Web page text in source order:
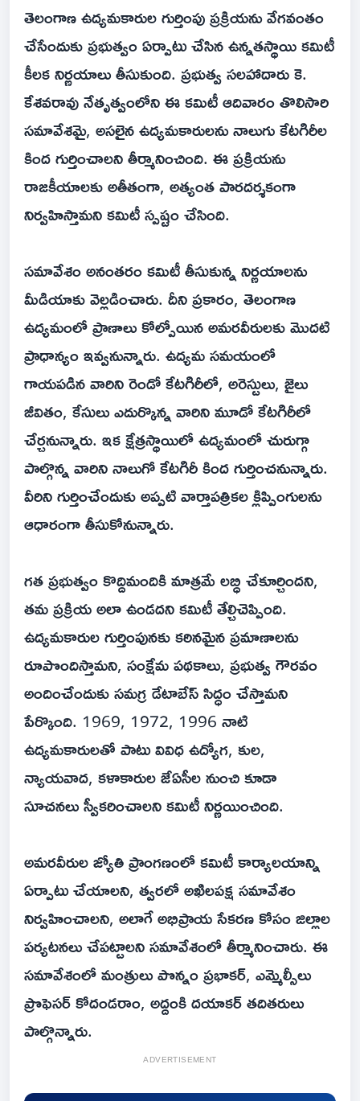
తెలంగాణ ఉద్యమకారుల గుర్తింపు ప్రక్రియను వేగవంతం
చేసేందుకు ప్రభుత్వం ఏర్పాటు చేసిన ఉన్నతస్థాయి కమిటీ
కీలక నిర్ణయాలు తీసుకుంది. ప్రభుత్వ సలహాదారు కె.
కేశవరావు నేతృత్వంలోని ఈ కమిటీ ఆదివారం తొలిసారి
సమావేశమై, అసలైన ఉద్యమకారులను నాలుగు కేటగిరీల
కింద గుర్తించాలని తీర్మానించింది. ఈ ప్రక్రియను
రాజకీయాలకు అతీతంగా, అత్యంత పారదర్శకంగా
నిర్వహిస్తామని కమిటీ స్పష్టం చేసింది.
సమావేశం అనంతరం కమిటీ తీసుకున్న నిర్ణయాలను
మీడియాకు వెల్లడించారు. దీని ప్రకారం, తెలంగాణ
ఉద్యమంలో ప్రాణాలు కోల్పోయిన అమరవీరులకు మొదటి
ప్రాధాన్యం ఇవ్వనున్నారు. ఉద్యమ సమయంలో
గాయపడిన వారిని రెండో కేటగిరీలో, అరెస్టులు, జైలు
జీవితం, కేసులు ఎదుర్కొన్న వారిని మూడో కేటగిరీలో
చేర్చనున్నారు. ఇక క్షేత్రస్థాయిలో ఉద్యమంలో చురుగ్గా
పాల్గొన్న వారిని నాలుగో కేటగిరీ కింద గుర్తించనున్నారు.
వీరిని గుర్తించేందుకు అప్పటి వార్తాపత్రికల క్లిప్పింగులను
ఆధారంగా తీసుకోనున్నారు.
గత ప్రభుత్వం కొద్దిమందికి మాత్రమే లబ్ధి చేకూర్చిందని,
తమ ప్రక్రియ అలా ఉండదని కమిటీ తేల్చిచెప్పింది.
ఉద్యమకారుల గుర్తింపునకు కఠినమైన ప్రమాణాలను
రూపొందిస్తామని, సంక్షేమ పథకాలు, ప్రభుత్వ గౌరవం
అందించేందుకు సమగ్ర డేటాబేస్ సిద్ధం చేస్తామని
పేర్కొంది. 1969, 1972, 1996 నాటి
ఉద్యమకారులతో పాటు వివిధ ఉద్యోగ, కుల,
న్యాయవాద, కళాకారుల జేఏసీల నుంచి కూడా
సూచనలు స్వీకరించాలని కమిటీ నిర్ణయించింది.
అమరవీరుల జ్యోతి ప్రాంగణంలో కమిటీ కార్యాలయాన్ని
ఏర్పాటు చేయాలని, త్వరలో అఖిలపక్ష సమావేశం
నిర్వహించాలని, అలాగే అభిప్రాయ సేకరణ కోసం జిల్లాల
పర్యటనలు చేపట్టాలని సమావేశంలో తీర్మానించారు. ఈ
సమావేశంలో మంత్రులు పొన్నం ప్రభాకర్, ఎమ్మెల్సీలు
ప్రొఫెసర్ కోదండరాం, అద్దంకి దయాకర్ తదితరులు
పాల్గొన్నారు.
ADVERTISEMENT